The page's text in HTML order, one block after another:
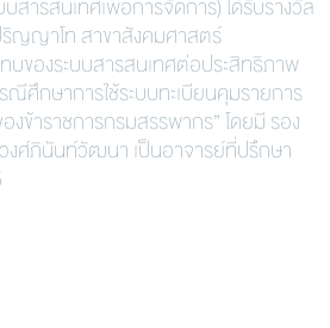
ารสนเทศเพื่อการจัดการ) ได้รับรางวัล
ญญาโท สาขาสังคมศาสตร์
บของระบบสารสนเทศต่อประสิทธิภาพ
ศึกษาการใช้ระบบทะเบียนคุมรายการ
ข้าราชการกรมสรรพากร” โดยมี รอง
งศ์ภินันท์วัฒนา เป็นอาจารย์ที่ปรึกษา